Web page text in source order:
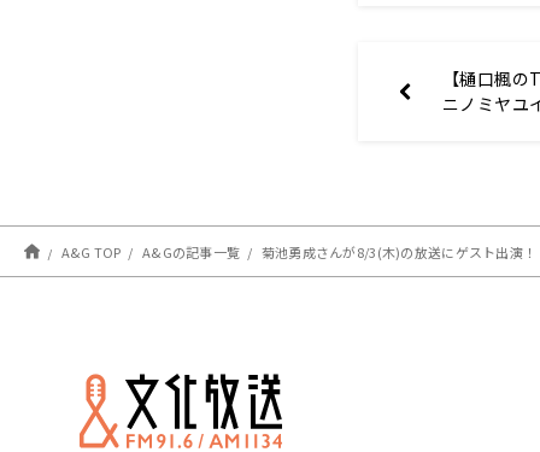
【樋口楓
ニノミヤユ
A&G TOP A&Gの記事一覧 菊池勇成さんが8/3(木)の放送にゲスト出演